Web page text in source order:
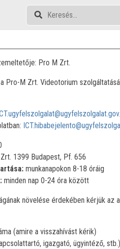
Pro M Zrt.
Pro-M Zrt. Videotorium
1399 Budapest, Pf. 656
munkanapokon 8-18 óráig
minden nap 0-24 óra között
növelése érdekében kérjük
(amire a visszahívást kérik)
igazgató, ügyintéző, stb.)